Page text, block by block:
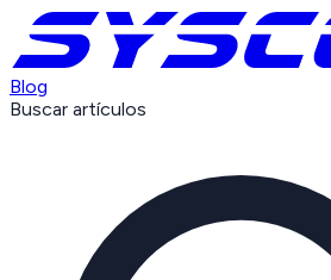
Blog
Buscar artículos